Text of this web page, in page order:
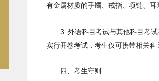
有金属材质的手镯、戒指、项链、耳
3. 外语科目考试与其他科目考
实行开卷考试，考生仅可携带相关
四、考生守则